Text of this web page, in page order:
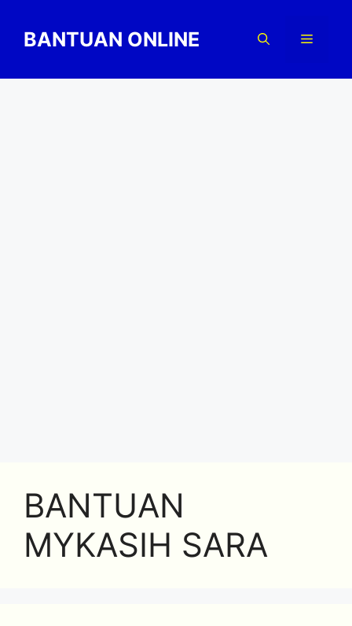
contentBANTUAN ONLINE Menu
BANTUAN
MYKASIH SARA